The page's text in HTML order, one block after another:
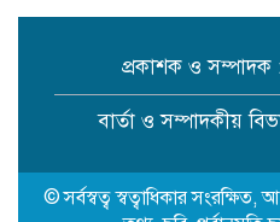
জিয়া
কুড়িগ্রাম
সন্ত্রাসী
প্রকাশক ও
বার্তা ও সম্পাদকীয়
© সর্বস্বত্ব স্বত্বাধিকার